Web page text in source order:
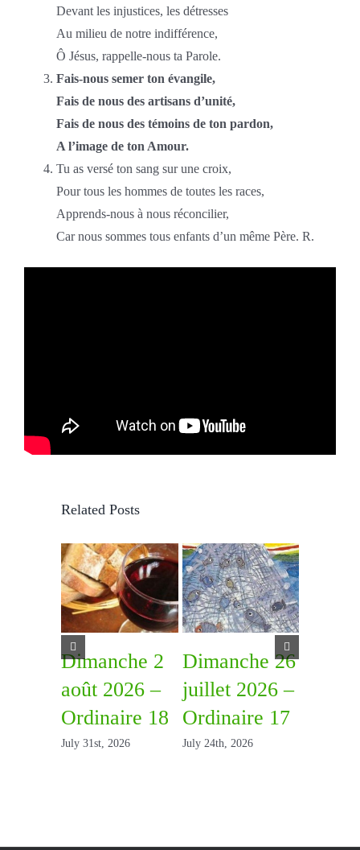
Devant les injustices, les détresses
Au milieu de notre indifférence,
Ô Jésus, rappelle-nous ta Parole.
Fais-nous semer ton évangile,
Fais de nous des artisans d’unité,
Fais de nous des témoins de ton pardon,
A l’image de ton Amour.
Tu as versé ton sang sur une croix,
Pour tous les hommes de toutes les races,
Apprends-nous à nous réconcilier,
Car nous sommes tous enfants d’un même Père. R.
Related Posts
Dimanche 2
août 2026 –
Ordinaire 18
July 31st, 2026
Dimanche 26
juillet 2026 –
Ordinaire 17
July 24th, 2026